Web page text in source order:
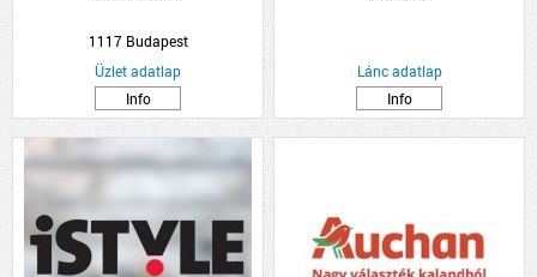
1117 Budapest
Üzlet adatlap
Info
Lánc adatlap
Info